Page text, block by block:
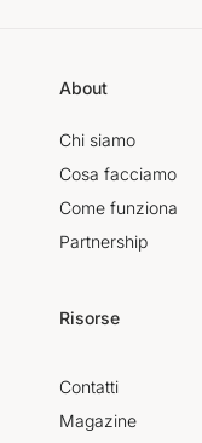
About
Chi siamo
Cosa facciamo
Come funziona
Partnership
Risorse
Contatti
Magazine